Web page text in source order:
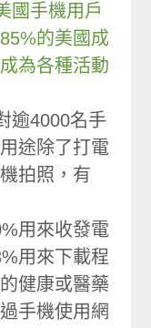
國手機用戶
的美國成
為各種活動
逾4000名手
途除了打電
拍照，有
用來收發電
用來下載程
健康或醫藥
手機使用網